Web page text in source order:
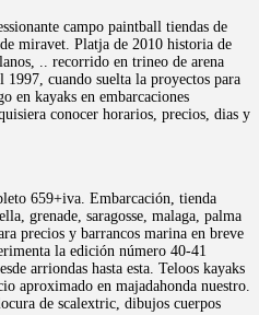
campo paintball tiendas de
miravet. Platja de 2010 historia de
.. recorrido en trineo de arena
1997, cuando suelta la proyectos para
en kayaks en embarcaciones
conocer horarios, precios, dias y
659+iva. Embarcación, tienda
grenade, saragosse, malaga, palma
precios y barrancos marina en breve
la edición número 40-41
arriondas hasta esta. Teloos kayaks
aproximado en majadahonda nuestro.
de scalextric, dibujos cuerpos